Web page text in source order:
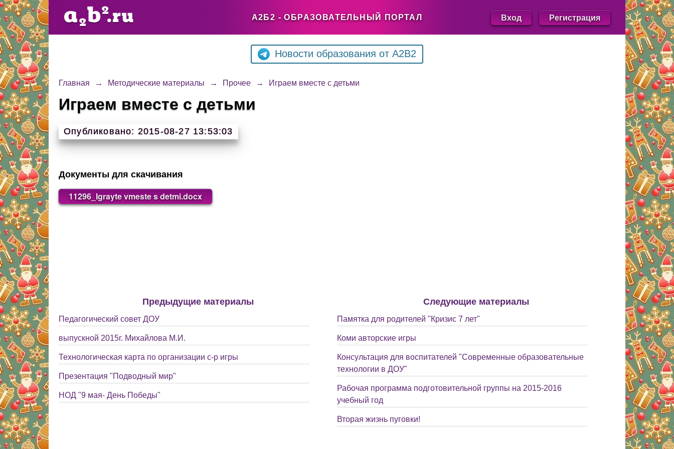
А2Б2 - ОБРАЗОВАТЕЛЬНЫЙ ПОРТАЛ Вход Регистрация
Новости образования от A2B2
Главная → Методические материалы → Прочее → Играем вместе с детьми
Играем вместе с детьми
Опубликовано: 2015-08-27 13:53:03
Документы для скачивания
11296_Igrayte vmeste s detmi.docx
Предыдущие материалы
Педагогический совет ДОУ
выпускной 2015г. Михайлова М.И.
Технологическая карта по организации с-р игры
Презентация "Подводный мир"
НОД "9 мая- День Победы"
Следующие материалы
Памятка для родителей "Кризис 7 лет"
Коми авторские игры
Консультация для воспитателей "Современные образовательные
технологии в ДОУ"
Рабочая программа подготовительной группы на 2015-2016
учебный год
Вторая жизнь пуговки!